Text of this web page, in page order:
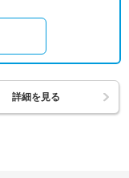
詳細を見る